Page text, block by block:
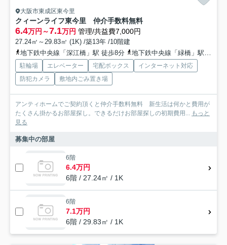
大阪市東成区東今里
クィーンライフ東今里 仲介手数料無料
6.4万円～7.1万円 管理/共益費7,000円
27.24㎡～29.83㎡ (1K) /築13年 /10階建
地下鉄中央線「深江橋」駅 徒歩8分
地下鉄中央線「緑橋」駅 徒歩8分
駐輪場 エレベーター 宅配ボックス
インターネット対応
防犯カメラ
敷地内ごみ置き場
アンティホームでご契約頂くと仲介手数料無料 新生活は何かと費用が
たくさん掛かるお部屋探し。できるだけお部屋探しの初期費用...
もっと
見る
募集中の部屋
6階
6.4万円
6階 / 27.24㎡ / 1K
6階
7.1万円
6階 / 29.83㎡ / 1K